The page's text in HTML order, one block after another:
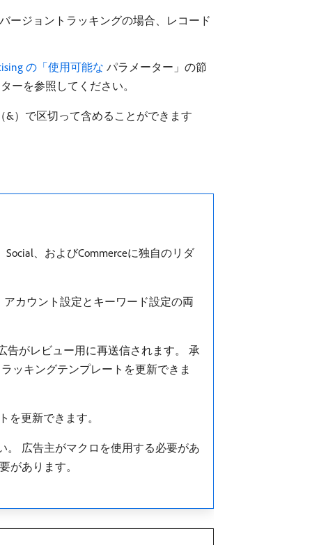
ージョントラッキングの場合、レコード
の「使用可能な パラメーター」の節
ーを参照してください。
&）で区切って含めることができます
、およびCommerceに独自のリダ
カウント設定とキーワード設定の両
告がレビュー用に再送信されます。 承
ッキングテンプレートを更新できま
を更新できます。
。 広告主がマクロを使用する必要があ
があります。